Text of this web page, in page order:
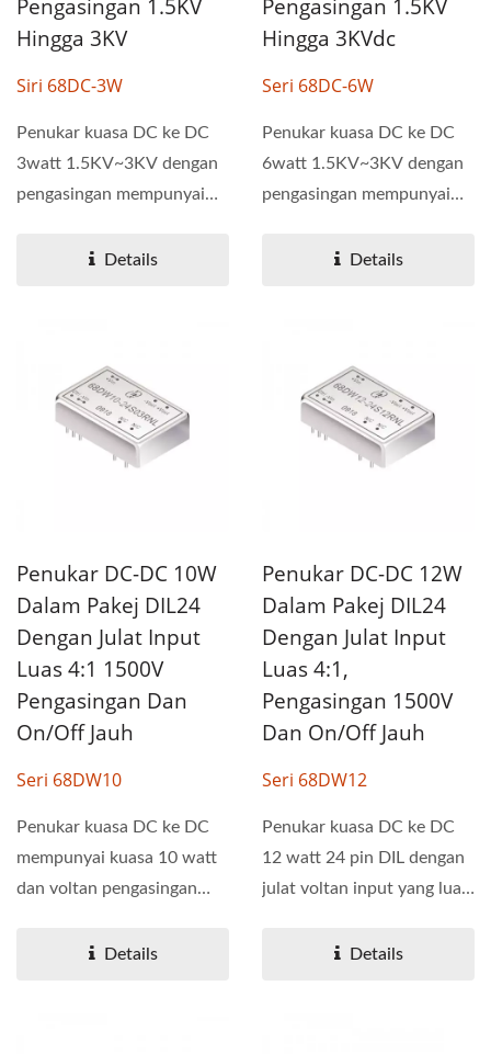
Pengasingan 1.5KV
Hingga 3KV
Siri 68DC-3W
Penukar kuasa DC ke DC
3watt 1.5KV~3KV dengan
pengasingan mempunyai
Details
Pengasingan 1.5KV
Hingga 3KVdc
Seri 68DC-6W
Penukar kuasa DC ke DC
6watt 1.5KV~3KV dengan
pengasingan mempunyai
Details
Penukar DC-DC 10W
Dalam Pakej DIL24
Dengan Julat Input
Luas 4:1 1500V
Pengasingan Dan
On/Off Jauh
Seri 68DW10
Penukar kuasa DC ke DC
mempunyai kuasa 10 watt
dan voltan pengasingan
mempunyai...Details
Penukar DC-DC 12W
Dalam Pakej DIL24
Dengan Julat Input
Luas 4:1,
Pengasingan 1500V
Dan On/Off Jauh
Seri 68DW12
Penukar kuasa DC ke DC
12 watt 24 pin DIL dengan
julat voltan input yang luas
Details